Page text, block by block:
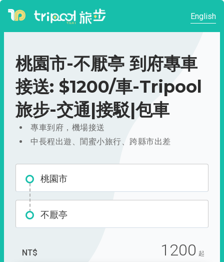
English
桃園市-不厭亭 到府專車
接送: $1200/車-Tripool
旅步-交通|接駁|包車
專車到府，機場接送
中長程出遊、閨蜜小旅行、跨縣市出差
桃園市
不厭亭
NT$ 1200 起